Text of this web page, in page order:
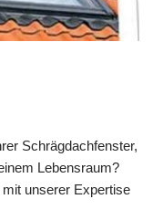
Schrägdachfenster,
Lebensraum?
unserer Expertise